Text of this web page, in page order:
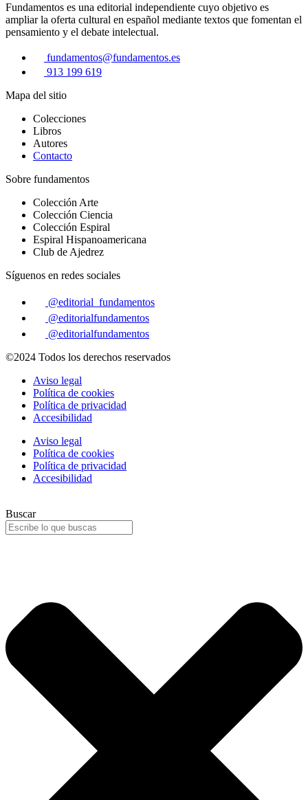
Fundamentos es una editorial independiente cuyo objetivo es
ampliar la oferta cultural en español mediante textos que fomentan el
pensamiento y el debate intelectual.
fundamentos@fundamentos.es
913 199 619
Mapa del sitio
Colecciones
Libros
Autores
Contacto
Sobre fundamentos
Colección Arte
Colección Ciencia
Colección Espiral
Espiral Hispanoamericana
Club de Ajedrez
Síguenos en redes sociales
@editorial_fundamentos
@editorialfundamentos
@editorialfundamentos
©2024 Todos los derechos reservados
Aviso legal
Política de cookies
Política de privacidad
Accesibilidad
Aviso legal
Política de cookies
Política de privacidad
Accesibilidad
Buscar